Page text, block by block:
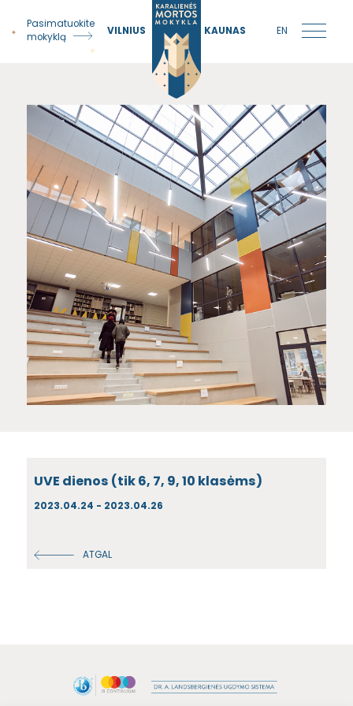
Pasimatuokite
mokyklą
VILNIUS KAUNAS EN
UVE dienos (tik 6, 7, 9, 10 klasėms)
2023.04.24 - 2023.04.26
ATGAL